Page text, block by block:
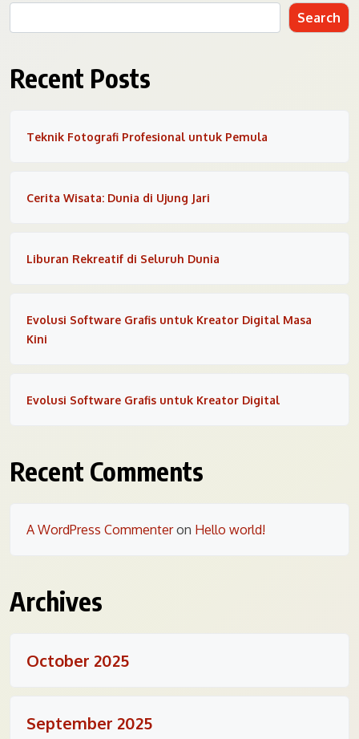
Search
Recent Posts
Teknik Fotografi Profesional untuk Pemula
Cerita Wisata: Dunia di Ujung Jari
Liburan Rekreatif di Seluruh Dunia
Evolusi Software Grafis untuk Kreator Digital Masa
Kini
Evolusi Software Grafis untuk Kreator Digital
Recent Comments
A WordPress Commenteron Hello world!
Archives
October 2025
September 2025